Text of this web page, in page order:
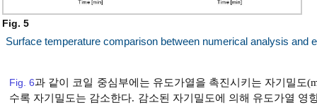
Fig. 5
Surface temperature comparison between numerical analysis and
Fig. 6과 같이 코일 중심부에는 유도가열을 촉진시키는 자기밀도
수록 자기밀도는 감소한다. 감소된 자기밀도에 의해 유도가열